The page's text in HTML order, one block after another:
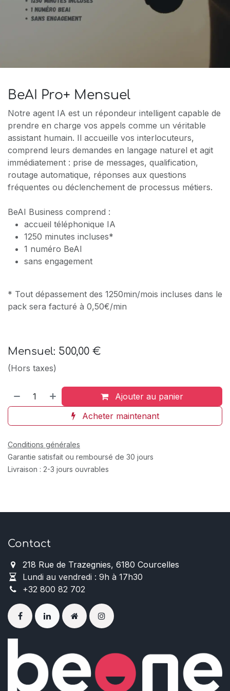
BeAI Pro+ Mensuel
Notre agent IA est un répondeur intelligent capable de
prendre en charge vos appels comme un véritable
assistant humain. Il accueille vos interlocuteurs,
comprend leurs demandes en langage naturel et agit
immédiatement : prise de messages, qualification,
routage automatique, réponses aux questions
fréquentes ou déclenchement de processus métiers.
BeAI Business comprend :
accueil téléphonique IA
1250 minutes incluses*
1 numéro BeAI
sans engagement
* Tout dépassement des 1250min/mois incluses dans le
pack sera facturé à 0,50€/min
Mensuel: 500,00 €
(Hors taxes)
Ajouter au panier
Acheter maintenant
Conditions générales
Garantie satisfait ou remboursé de 30 jours
Livraison : 2-3 jours ouvrables
Contact
218 Rue de Trazegnies, 6180 Courcelles
Lundi au vendredi : 9h à 17h30
+32 800 82 702